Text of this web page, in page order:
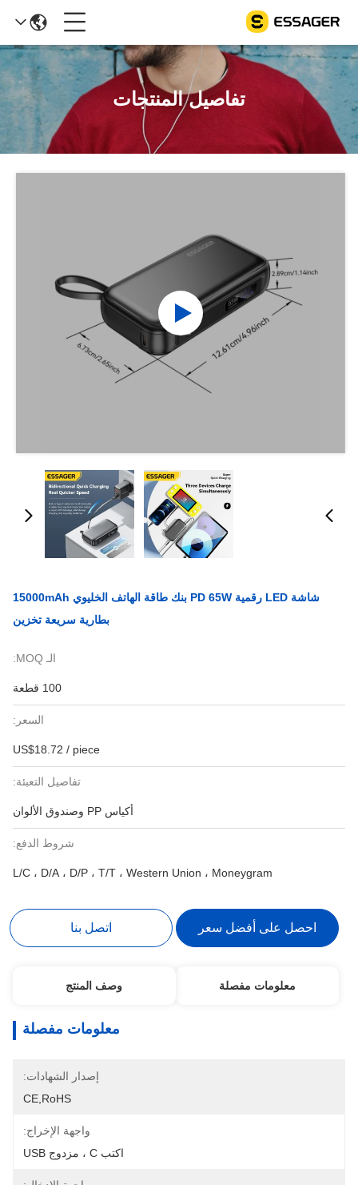
تفاصيل المنتجات
شاشة LED رقمية PD 65W بنك طاقة الهاتف الخليوي 15000mAh
بطارية سريعة تخزين
الـ MOQ:
100 قطعة
السعر:
US$18.72 / piece
تفاصيل التعبئة:
أكياس PP وصندوق الألوان
شروط الدفع:
L/C ، D/A ، D/P ، T/T ، Western Union ، Moneygram
احصل على أفضل سعر اتصل بنا
معلومات مفصلة وصف المنتج
معلومات مفصلة
إصدار الشهادات:
CE,RoHS
واجهة الإخراج:
اكتب C ، مزدوج USB